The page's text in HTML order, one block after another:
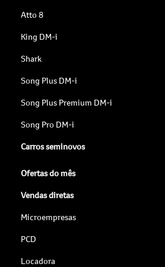
Atto 8
King DM-i
Shark
Song Plus DM-i
Song Plus Premium DM-i
Song Pro DM-i
Carros seminovos
Ofertas do mês
Vendas diretas
Microempresas
PCD
Locadora